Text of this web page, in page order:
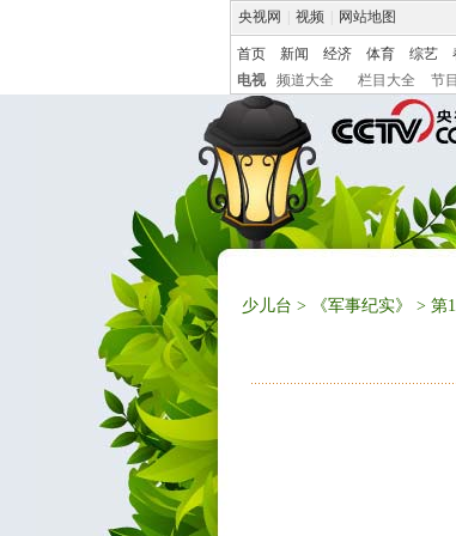
央视网 视频 网站地图
首页 新闻 经济 体育 综艺
电视
频道大全 栏目大全 节
少儿台 > 《军事纪实》 > 第